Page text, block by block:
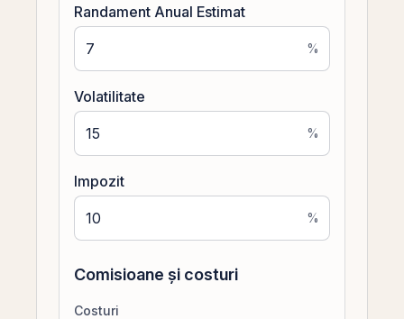
Randament Anual Estimat
%
Volatilitate
%
Impozit
%
Comisioane și costuri
Costuri